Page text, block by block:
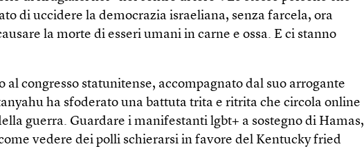
di uccidere la democrazia israeliana, senza farcela, ora
la morte di esseri umani in carne e ossa. E ci stanno
al congresso statunitense, accompagnato dal suo arrogante
ha sfoderato una battuta trita e ritrita che circola online
guerra. Guardare i manifestanti lgbt+ a sostegno di Hamas,
vedere dei polli schierarsi in favore del Kentucky fried